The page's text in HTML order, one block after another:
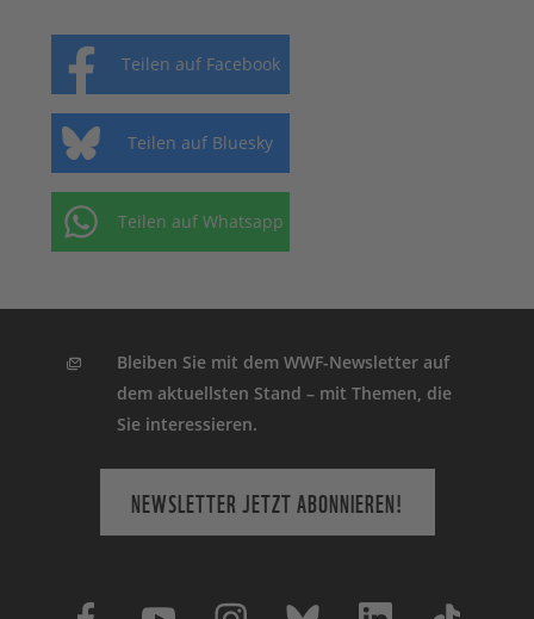
Teilen auf Facebook
Teilen auf Bluesky
Teilen auf Whatsapp
Bleiben Sie mit dem WWF-Newsletter auf
dem aktuellsten Stand – mit Themen, die
Sie interessieren.
NEWSLETTER JETZT ABONNIEREN!